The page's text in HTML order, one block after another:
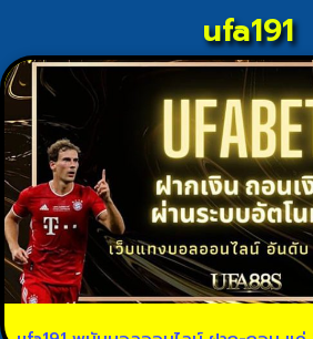
ufa191